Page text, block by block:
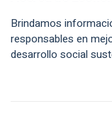
Brindamos
responsables en
desarrollo social